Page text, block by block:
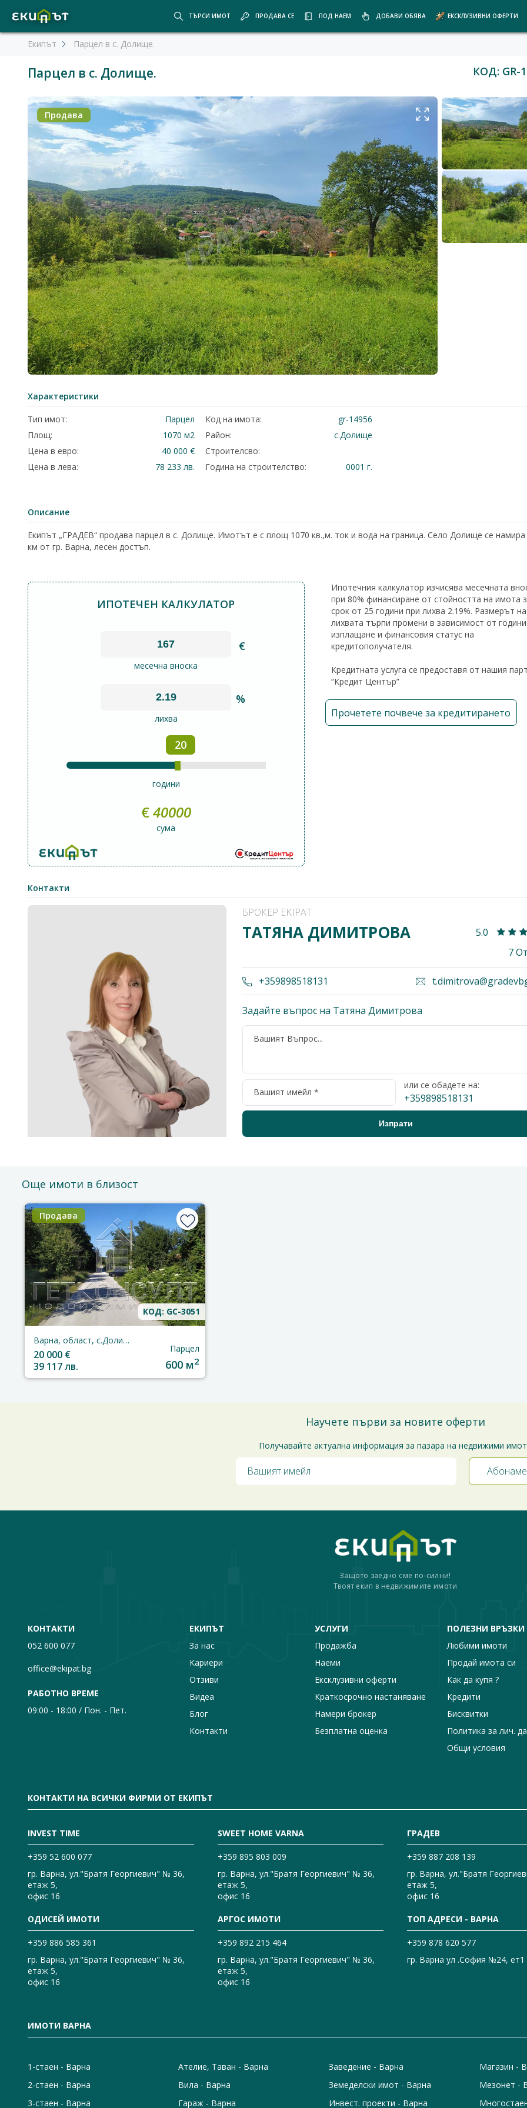
ТЪРСИ ИМОТ ПРОДАВА СЕ ПОД НАЕМ ДОБАВИ ОБЯВА ЕКСКЛУЗИВНИ ОФЕРТИ
Екипът Парцел в с. Долище.
Парцел в с. Долище. КОД: GR-
Продава
Характеристики
Тип имот:
Парцел
Площ:
1070 м2
Цена в евро:
40 000 €
Цена в лева:
78 233 лв.
Код на имота:
gr-14956
Район:
с.Долище
Строителсво:
Година на строителство:
0001 г.
Описание
Екипът „ГРАДЕВ“ продава парцел в с. Долище. Имотът е с площ 1070 кв.,м. ток и вода на граница. Село Долище се намира
км от гр. Варна, лесен достъп.
ИПОТЕЧЕН КАЛКУЛАТОР
€
месечна вноска
%
лихва
20
години
€40000
сума
Ипотечния калкулатор изчисява месечната
при 80% финансиране от стойността на имота
срок от 25 години при лихва 2.19%. Размерът на
лихвата търпи промени в зависимост от
изплащане и финансовия статус на
кредитополучателя.
Кредитната услуга се предоставя от нашия
“Кредит Център”
Прочетете почвече за кредитирането
Контакти
БРОКЕР EKIPAT
ТАТЯНА ДИМИТРОВА
5.0
7
+359898518131
Задайте въпрос на Татяна Димитрова
или се обадете на:
+359898518131
Още имоти в близост
Продава
КОД: GC-3051
Варна, област, с.Долище
20 000 €
39 117 лв.
Парцел
600 м2
Научете първи за новите оферти
Получавайте актуална информация за пазара на недвижими
Защото заедно сме по-силни!
Твоят екип в недвижимите имоти
КОНТАКТИ
052 600 077
office@ekipat.bg
РАБОТНО ВРЕМЕ
09:00 - 18:00 / Пон. - Пет.
ЕКИПЪТ
За нас
Кариери
Отзиви
Видеа
Блог
Контакти
УСЛУГИ
Продажба
Наеми
Ексклузивни оферти
Краткосрочно настаняване
Намери брокер
Безплатна оценка
ПОЛЕЗНИ ВРЪЗКИ
Любими имоти
Продай имота си
Как да купя ?
Кредити
Бисквитки
Политика за лич.
Общи условия
КОНТАКТИ НА ВСИЧКИ ФИРМИ ОТ ЕКИПЪТ
INVEST TIME
+359 52 600 077
гр. Варна, ул."Братя Георгиевич" № 36,
етаж 5,
офис 16
SWEET HOME VARNA
+359 895 803 009
гр. Варна, ул."Братя Георгиевич" № 36,
етаж 5,
офис 16
ГРАДЕВ
+359 887 208 139
гр. Варна, ул."Братя
етаж 5,
офис 16
ОДИСЕЙ ИМОТИ
+359 886 585 361
гр. Варна, ул."Братя Георгиевич" № 36,
етаж 5,
офис 16
АРГОС ИМОТИ
+359 892 215 464
гр. Варна, ул."Братя Георгиевич" № 36,
етаж 5,
офис 16
ТОП АДРЕСИ - ВАРНА
+359 878 620 577
гр. Варна ул .София №24, ет1
ИМОТИ ВАРНА
1-стаен - Варна
2-стаен - Варна
3-стаен - Варна
Ателие, Таван - Варна
Вила - Варна
Гараж - Варна
Заведение - Варна
Земеделски имот - Варна
Инвест. проекти - Варна
Магазин -
Мезонет -